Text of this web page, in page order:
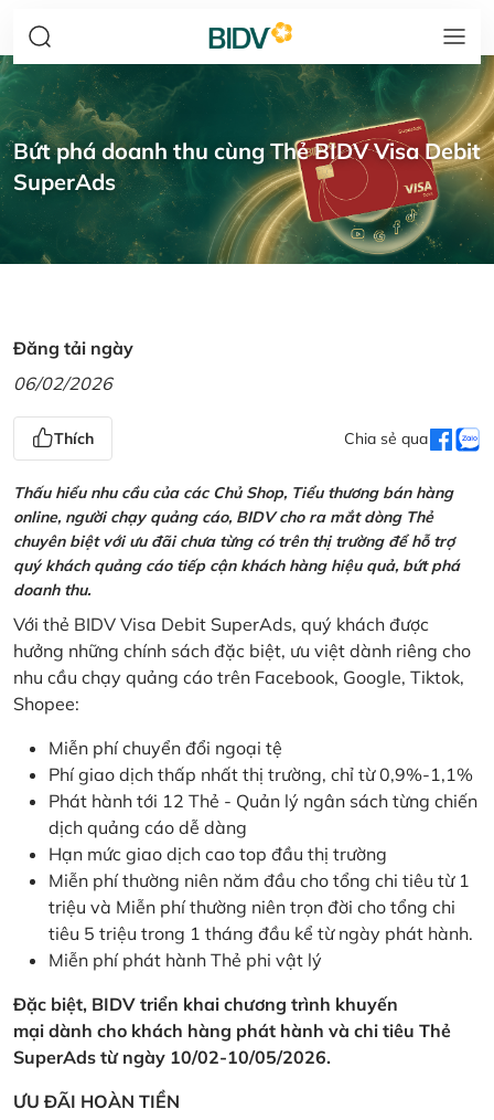
Bứt phá doanh thu cùng Thẻ BIDV Visa Debit
SuperAds
Đăng tải ngày
06/02/2026
Thích Chia sẻ qua
Thấu hiểu nhu cầu của các Chủ Shop, Tiểu thương bán hàng
online, người chạy quảng cáo, BIDV cho ra mắt dòng Thẻ
chuyên biệt với ưu đãi chưa từng có trên thị trường để hỗ trợ
quý khách quảng cáo tiếp cận khách hàng hiệu quả, bứt phá
doanh thu.
Với thẻ BIDV Visa Debit SuperAds, quý khách được
hưởng những chính sách đặc biệt, ưu việt dành riêng cho
nhu cầu chạy quảng cáo trên Facebook, Google, Tiktok,
Shopee:
Miễn phí chuyển đổi ngoại tệ
Phí giao dịch thấp nhất thị trường, chỉ từ 0,9%-1,1%
Phát hành tới 12 Thẻ - Quản lý ngân sách từng chiến
dịch quảng cáo dễ dàng
Hạn mức giao dịch cao top đầu thị trường
Miễn phí thường niên năm đầu cho tổng chi tiêu từ 1
triệu và Miễn phí thường niên trọn đời cho tổng chi
tiêu 5 triệu trong 1 tháng đầu kể từ ngày phát hành.
Miễn phí phát hành Thẻ phi vật lý
Đặc biệt, BIDV triển khai chương trình khuyến
mại dành cho khách hàng phát hành và chi tiêu Thẻ
SuperAds từ ngày 10/02-10/05/2026.
ƯU ĐÃI HOÀN TIỀN